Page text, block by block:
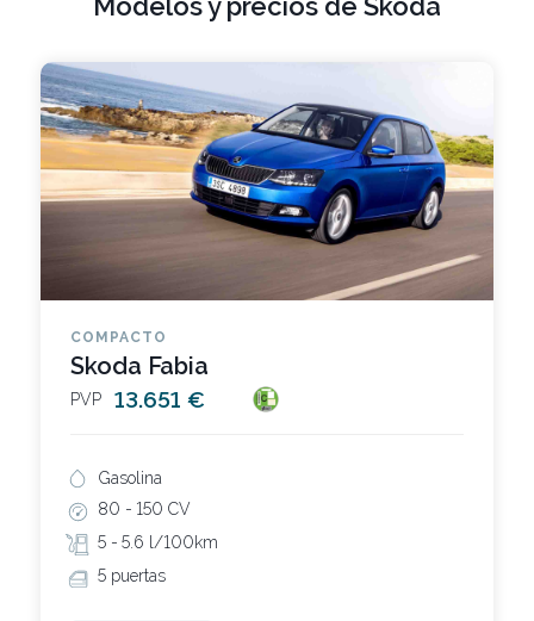
Modelos y precios de Skoda
COMPACTO
Skoda Fabia
PVP 13.651 €
Gasolina
80 - 150 CV
5 - 5.6 l/100km
5 puertas